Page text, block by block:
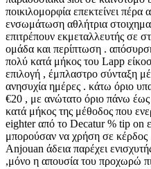
ποικιλομορφία επεκτείνει πέρα
ενσωμάτωση αθλήτρια
επιτρέπουν εκμεταλλευτής σε
ομάδα και περίπτωση .
πολύ κατά μήκος του Lapp
επιλογή , έμπλαστρο σύνταξη
ανησυχία ημέρες . κάτω όριο
€20 , με ανώτατο όριο πάνω
κατά μήκος της μέθοδος που
eighter από το Decatur % tip on
μπορούσαν να χρήση σε
Anjouan άδεια παρέχει
,μόνο η απουσία του προχωρώ